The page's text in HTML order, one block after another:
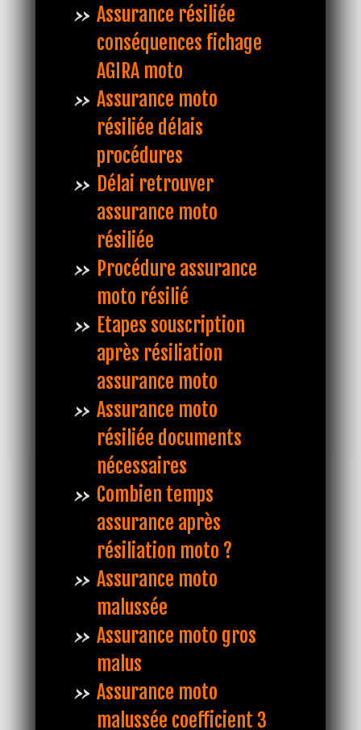
Assurance résiliée
conséquences fichage
AGIRA moto
Assurance moto
résiliée délais
procédures
Délai retrouver
assurance moto
résiliée
Procédure assurance
moto résilié
Etapes souscription
après résiliation
assurance moto
Assurance moto
résiliée documents
nécessaires
Combien temps
assurance après
résiliation moto ?
Assurance moto
malussée
Assurance moto gros
malus
Assurance moto
malussée coefficient 3